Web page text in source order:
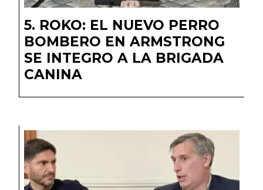
ROKO: EL NUEVO PERRO
BOMBERO EN ARMSTRONG
SE INTEGRO A LA BRIGADA
CANINA